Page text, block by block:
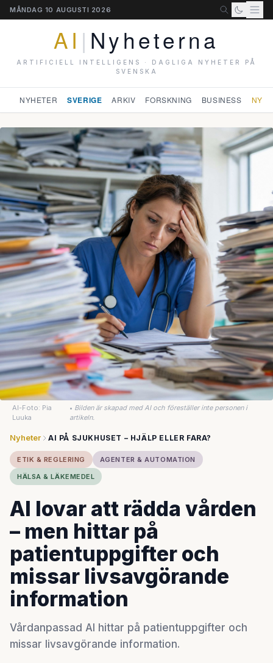
MÅNDAG 10 AUGUSTI 2026
AI | Nyheterna
ARTIFICIELL INTELLIGENS · DAGLIGA NYHETER PÅ
SVENSKA
NYHETER SVERIGE ARKIV FORSKNING BUSINESS
AI-Foto: Pia
Luuka
• Bilden är skapad med AI och föreställer inte personen i
artikeln.
Nyheter AI PÅ SJUKHUSET – HJÄLP ELLER FARA?
ETIK & REGLERING
AGENTER & AUTOMATION
HÄLSA & LÄKEMEDEL
AI lovar att rädda vården
– men hittar på
patientuppgifter och
missar livsavgörande
information
Vårdanpassad AI hittar på patientuppgifter och
missar livsavgörande information.